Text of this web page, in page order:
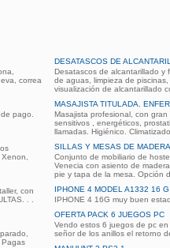
correa
pago.
con
. .
Pagas
DESATASCOS DE
Desatascos de alcantarillado y
de aguas, limpieza de
visualización de alcantarillado
MASAJISTA TITULADA.
Masajista profesional, con
sensitivos , energéticos,
llamadas. Higiénico.
SILLAS Y MESAS DE
Conjunto de mobiliario de
Venecia con asiento de
pie y tapa de la mesa. Opción
IPHONE 4 MODEL A1332 16 G
IPHONE 4 16G muy buen
OFERTA PACK 6 JUEGOS PC
Vendo estos 6 juegos de pc
señor de los anillos el retorno